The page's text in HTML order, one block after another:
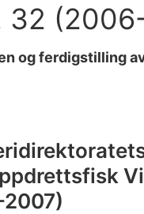
32
og ferdigstilling